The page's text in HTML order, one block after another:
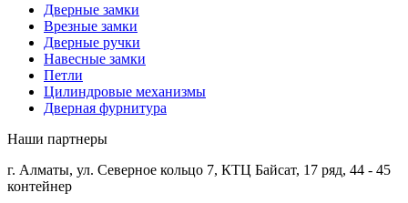
Дверные замки
Врезные замки
Дверные ручки
Навесные замки
Петли
Цилиндровые механизмы
Дверная фурнитура
Наши партнеры
г. Алматы, ул. Северное кольцо 7, КТЦ Байсат, 17 ряд, 44 - 45
контейнер